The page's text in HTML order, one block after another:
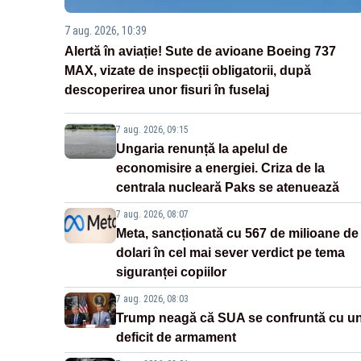
7 aug. 2026, 10:39
Alertă în aviație! Sute de avioane Boeing 737
MAX, vizate de inspecții obligatorii, după
descoperirea unor fisuri în fuselaj
7 aug. 2026, 09:15
Ungaria renunță la apelul de
economisire a energiei. Criza de la
centrala nucleară Paks se atenuează
7 aug. 2026, 08:07
Meta, sancționată cu 567 de milioane de
dolari în cel mai sever verdict pe tema
siguranței copiilor
7 aug. 2026, 08:03
Trump neagă că SUA se confruntă cu
deficit de armament